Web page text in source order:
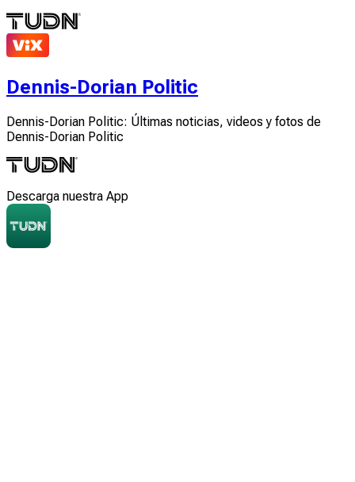
Dennis-Dorian Politic
Dennis-Dorian Politic: Últimas noticias, videos y fotos de
Dennis-Dorian Politic
Descarga nuestra App